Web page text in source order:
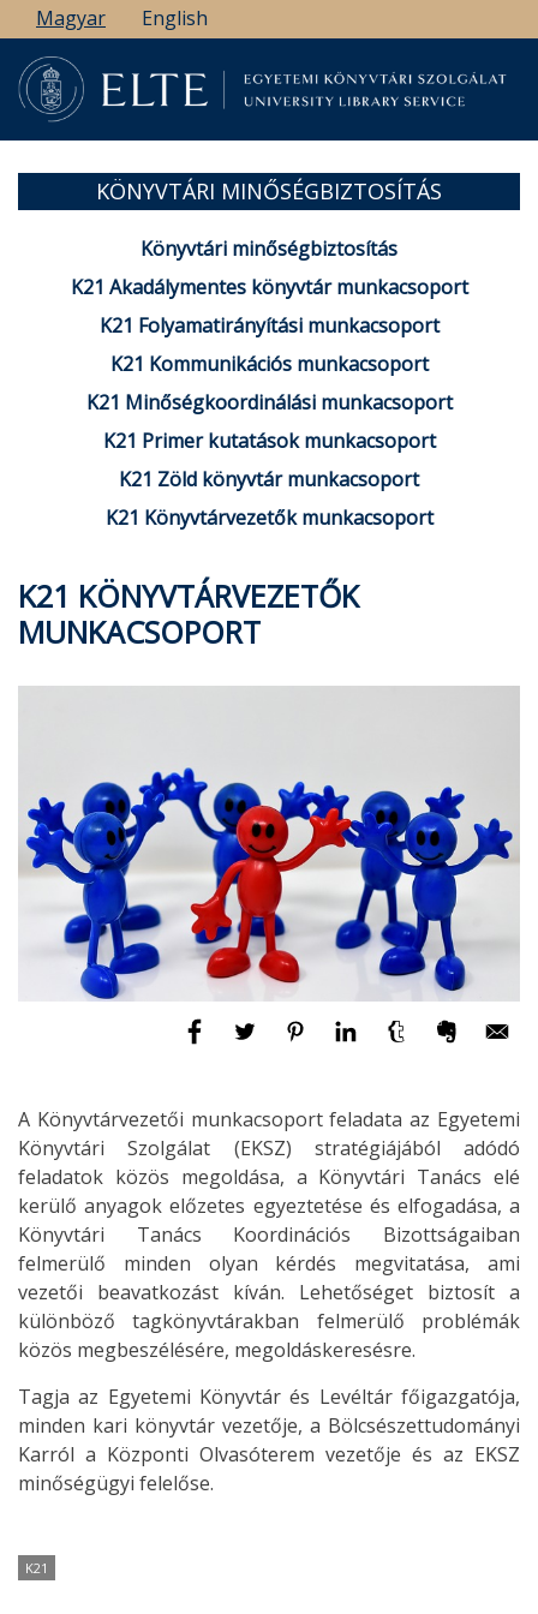
Ugrás
a
tartalomra
Magyar English
KÖNYVTÁRI MINŐSÉGBIZTOSÍTÁS
Könyvtári minőségbiztosítás
K21 Akadálymentes könyvtár munkacsoport
K21 Folyamatirányítási munkacsoport
K21 Kommunikációs munkacsoport
K21 Minőségkoordinálási munkacsoport
K21 Primer kutatások munkacsoport
K21 Zöld könyvtár munkacsoport
K21 Könyvtárvezetők munkacsoport
K21 KÖNYVTÁRVEZETŐK
MUNKACSOPORT
A Könyvtárvezetői munkacsoport feladata az Egyetemi
Könyvtári Szolgálat (EKSZ) stratégiájából adódó
feladatok közös megoldása, a Könyvtári Tanács elé
kerülő anyagok előzetes egyeztetése és elfogadása, a
Könyvtári Tanács Koordinációs Bizottságaiban
felmerülő minden olyan kérdés megvitatása, ami
vezetői beavatkozást kíván. Lehetőséget biztosít a
különböző tagkönyvtárakban felmerülő problémák
közös megbeszélésére, megoldáskeresésre.
Tagja az Egyetemi Könyvtár és Levéltár főigazgatója,
minden kari könyvtár vezetője, a Bölcsészettudományi
Karról a Központi Olvasóterem vezetője és az EKSZ
minőségügyi felelőse.
K21